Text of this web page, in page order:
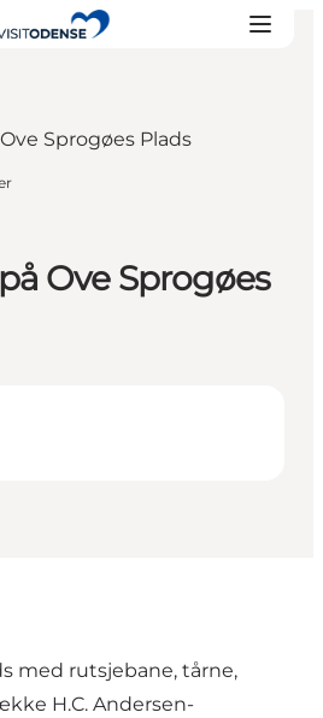
Ove Sprogøes
med rutsjebane, tårne,
H.C. Andersen-